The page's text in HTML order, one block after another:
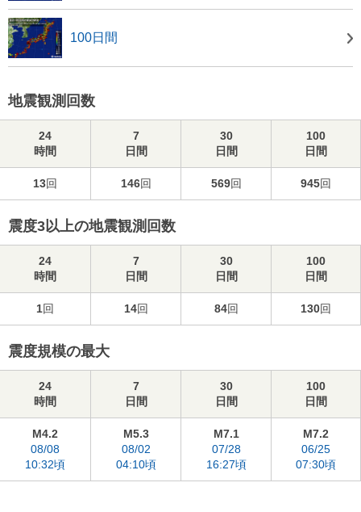
100日間
地震観測回数
24
時間
7
日間
30
日間
100
日間
13回 146回 569回 945回
震度3以上の地震観測回数
24
時間
7
日間
30
日間
100
日間
1回 14回 84回 130回
震度規模の最大
24
時間
7
日間
30
日間
100
日間
M4.2
08/08
10:32頃
M5.3
08/02
04:10頃
M7.1
07/28
16:27頃
M7.2
06/25
07:30頃